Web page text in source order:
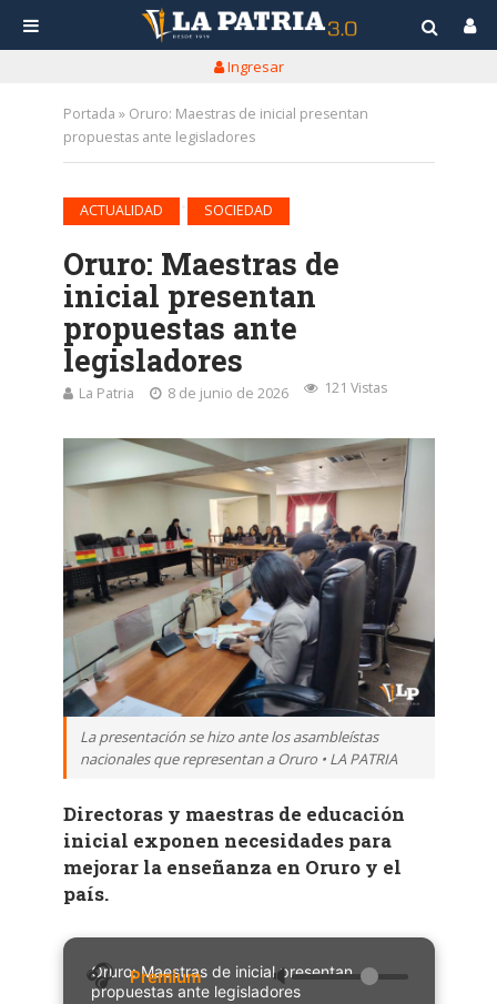
Ingresar
Portada » Oruro: Maestras de inicial presentan
propuestas ante legisladores
ACTUALIDAD SOCIEDAD
Oruro: Maestras de
inicial presentan
propuestas ante
legisladores
La Patria 8 de junio de 2026 121 Vistas
La presentación se hizo ante los asambleístas
nacionales que representan a Oruro • LA PATRIA
Directoras y maestras de educación
inicial exponen necesidades para
mejorar la enseñanza en Oruro y el
país.
Oruro: Maestras de inicial presentan
propuestas ante legisladores
🔈